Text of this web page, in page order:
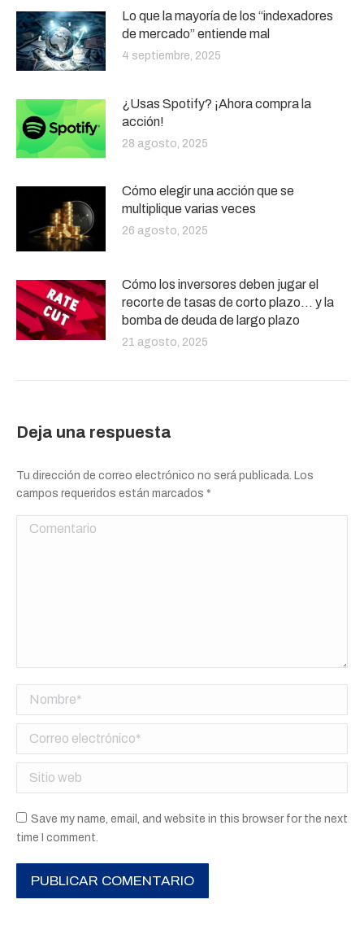
Lo que la mayoría de los “indexadores
de mercado” entiende mal
4 septiembre, 2025
¿Usas Spotify? ¡Ahora compra la
acción!
28 agosto, 2025
Cómo elegir una acción que se
multiplique varias veces
26 agosto, 2025
Cómo los inversores deben jugar el
recorte de tasas de corto plazo… y la
bomba de deuda de largo plazo
21 agosto, 2025
Deja una respuesta
Tu dirección de correo electrónico no será publicada. Los
campos requeridos están marcados *
Comentario
Nombre *
Correo electrónico *
Sitio web
Save my name, email, and website in this browser for the next
time I comment.
PUBLICAR COMENTARIO